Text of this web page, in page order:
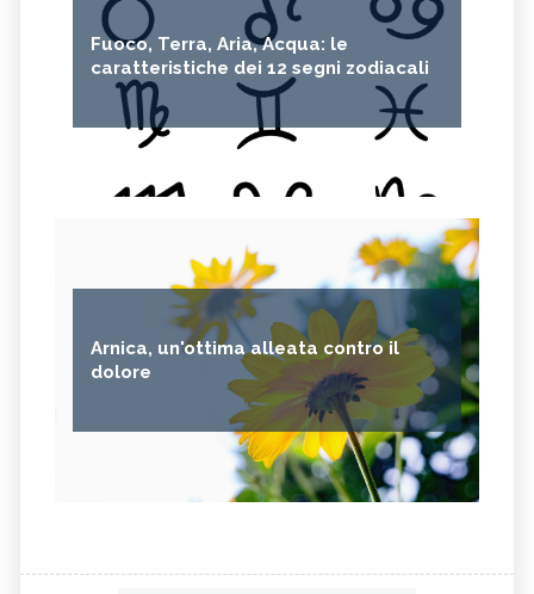
Fuoco, Terra, Aria, Acqua: le
caratteristiche dei 12 segni zodiacali
Arnica, un'ottima alleata contro il
dolore